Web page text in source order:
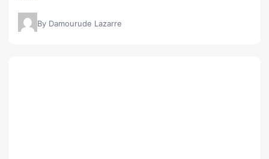
By Damourude Lazarre